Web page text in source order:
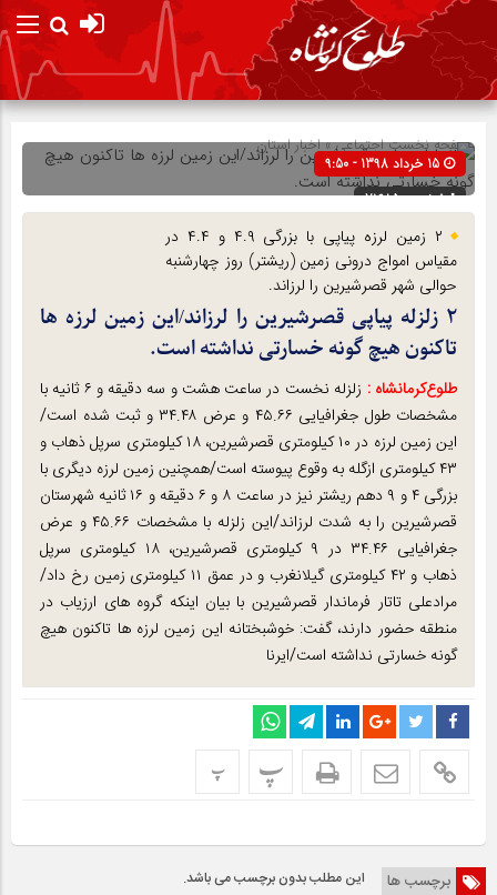
صفحه نخستاجتماعی»اخبار استان
شناسه : 71685
۲ زمین لرزه پیاپی با بزرگی ۴.۹ و ۴.۴ در
مقیاس امواج درونی زمین (ریشتر) روز چهارشنبه
حوالی شهر قصرشیرین را لرزاند.
۲ زلزله پیاپی قصرشیرین را لرزاند/این زمین لرزه ها
تاکنون هیچ گونه خسارتی نداشته است.
طلوع‌‌کرمانشاه :
زلزله نخست در ساعت هشت و سه دقیقه و ۶ ثانیه با
مشخصات طول جغرافیایی ۴۵.۶۶ و عرض ۳۴.۴۸ و ثبت شده است/
این زمین لرزه در ۱۰ کیلومتری قصرشیرین، ۱۸ کیلومتری سرپل ذهاب و
۴۳ کیلومتری ازگله به وقوع پیوسته است/همچنین زمین لرزه دیگری با
بزرگی ۴ و ۹ دهم ریشتر نیز در ساعت ۸ و ۶ دقیقه و ۱۶ ثانیه شهرستان
قصرشیرین را به شدت لرزاند/این زلزله با مشخصات ۴۵.۶۶ و عرض
جغرافیایی ۳۴.۴۶ در ۹ کیلومتری قصرشیرین، ۱۸ کیلومتری سرپل
ذهاب و ۴۲ کیلومتری گیلانغرب و در عمق ۱۱ کیلومتری زمین رخ داد/
مرادعلی تاتار فرماندار قصرشیرین با بیان اینکه گروه های ارزیاب در
منطقه حضور دارند، گفت: خوشبختانه این زمین لرزه ها تاکنون هیچ
گونه خسارتی نداشته است/ایرنا
پ پ
برچسب ها این مطلب بدون برچسب می باشد.